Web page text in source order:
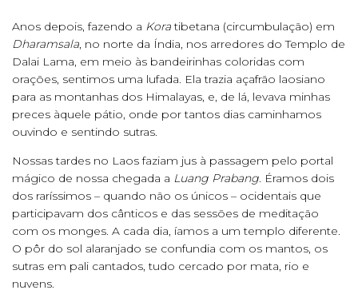
Anos depois, fazendo a Koratibetana (circumbulação) em
Dharamsala, no norte da Índia, nos arredores do Templo de
Dalai Lama, em meio às bandeirinhas coloridas com
orações, sentimos uma lufada. Ela trazia açafrão laosiano
para as montanhas dos Himalayas, e, de lá, levava minhas
preces àquele pátio, onde por tantos dias caminhamos
ouvindo e sentindo sutras.
Nossas tardes no Laos faziam jus à passagem pelo portal
mágico de nossa chegada a Luang Prabang. Éramos dois
dos raríssimos – quando não os únicos – ocidentais que
participavam dos cânticos e das sessões de meditação
com os monges. A cada dia, íamos a um templo diferente.
O pôr do sol alaranjado se confundia com os mantos, os
sutras em pali cantados, tudo cercado por mata, rio e
nuvens.